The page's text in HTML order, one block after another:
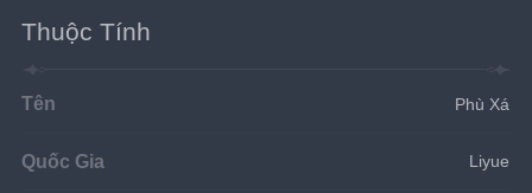
Thuộc Tính
Tên Phù Xá
Quốc Gia Liyue